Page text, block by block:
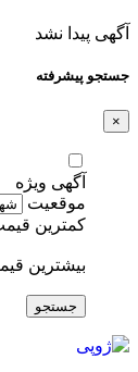
آگهی پیدا نشد
جستجو پیشرفته
×
آگهی ویژه
موقعیت
کمترین
بیشترین
جستجو